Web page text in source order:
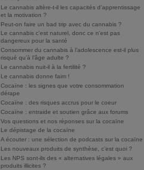
Le cannabis altère-t-il les capacités d'apprentissage
et la motivation ?
Peut-on faire un bad trip avec du cannabis ?
Le cannabis c'est naturel, donc ce n'est pas
dangereux pour la santé
Consommer du cannabis à l’adolescence est-il plus
risqué qu’à l’âge adulte ?
Le cannabis nuit-il à la fertilité ?
Le cannabis donne faim !
Cocaïne : les signes que votre consommation
dérape
Cocaïne : des risques accrus pour le coeur
Cocaïne : entraide et soutien grâce aux forums
Vos questions et nos réponses sur la cocaïne
Le dépistage de la cocaïne
A écouter : une sélection de podcasts sur la cocaïne
Les nouveaux produits de synthèse, c’est quoi ?
Les NPS sont-ils des « alternatives légales » aux
produits illicites ?